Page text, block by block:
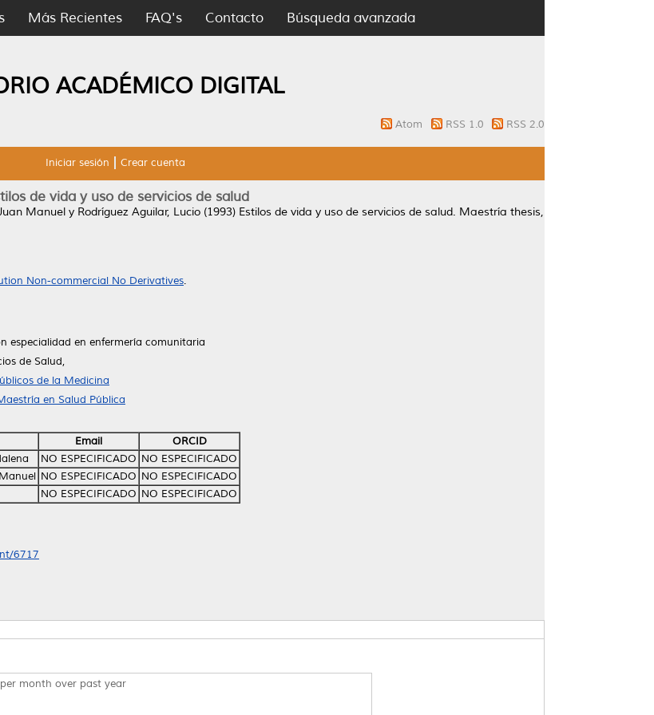
Más Recientes FAQ's Contacto Búsqueda avanzada
ACADÉMICO DIGITAL
Atom RSS 1.0 RSS 2.0
Iniciar sesión Crear cuenta
de vida y uso de servicios de salud
Manuel y Rodríguez Aguilar, Lucio (1993) Estilos de vida y uso de servicios de salud. Maestría thesis,
Non-commercial No Derivatives.
especialidad en enfermería comunitaria
de Salud,
de la Medicina
en Salud Pública
Email
ORCID
NO ESPECIFICADO NO ESPECIFICADO
NO ESPECIFICADO NO ESPECIFICADO
NO ESPECIFICADO NO ESPECIFICADO
6717
month over past year